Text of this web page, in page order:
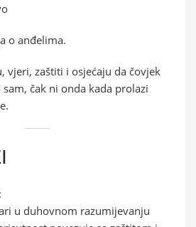
o anđelima.
vjeri, zaštiti i osjećaju da čovjek
čak ni onda kada prolazi
u duhovnom razumijevanju